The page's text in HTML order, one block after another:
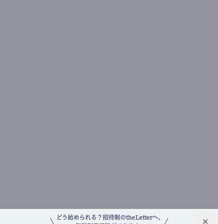
どう始められる？招待制のtheLetterへ、